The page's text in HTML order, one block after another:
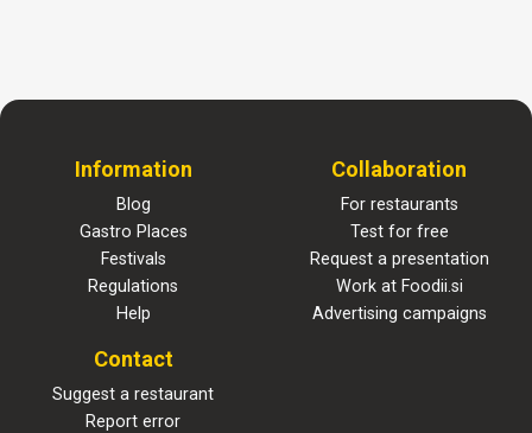
Information
Blog
Gastro Places
Festivals
Regulations
Help
Collaboration
For restaurants
Test for free
Request a presentation
Work at Foodii.si
Advertising campaigns
Contact
Suggest a restaurant
Report error